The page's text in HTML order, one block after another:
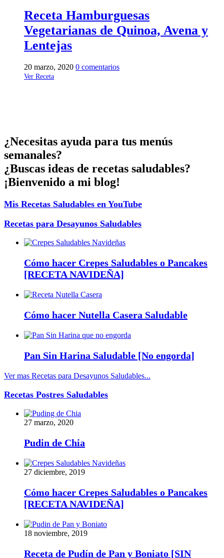
Receta Hamburguesas
Vegetarianas de Quinoa, Avena y
Lentejas
20 marzo, 2020 0 comentarios
Ver Receta
¿Necesitas ayuda para tus menús
semanales?
¿Buscas ideas de recetas saludables?
¡Bienvenido a mi blog!
Mis Recetas Saludables en YouTube
Recetas para Desayunos Saludables
Cómo hacer Crepes Saludables o Pancakes
[RECETA NAVIDEÑA]
Cómo hacer Nutella Casera Saludable
Pan Sin Harina Saludable [No engorda]
Ver mas Recetas para Desayunos Saludables...
Recetas Postres Saludables
27 marzo, 2020
Pudin de Chia
27 diciembre, 2019
Cómo hacer Crepes Saludables o Pancakes
[RECETA NAVIDEÑA]
18 noviembre, 2019
Receta de Pudín de Pan y Boniato [SIN